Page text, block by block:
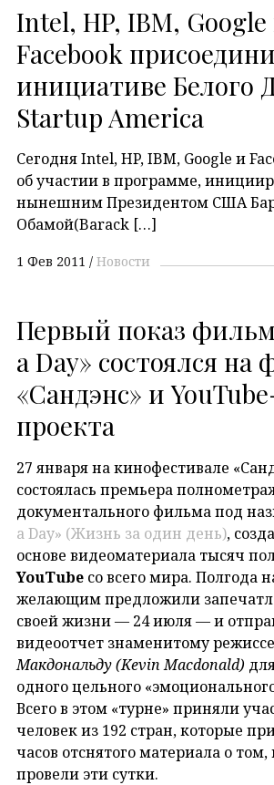
Intel, HP, IBM, Google
Facebook
инициативе Белого
Startup America
Сегодня Intel, HP, IBM, Google и
об участии в программе,
нынешним Президентом США
Обамой(Barack […]
1 Фев 2011 Новости
Первый показ
a Day» состоялся на
«Сандэнс» и
проекта
27 января на кинофестивале
состоялась премьера
документального фильма под
a Day» (Жизнь за один день),
основе видеоматериала тысяч
YouTube со всего мира. Полгода
желающим предложили
своей жизни — 24 июля — и
видеоотчет знаменитому
Макдональду (Kevin Macdonald)
одного цельного
Всего в этом «турне» приняли
человек из 192 стран, которые
часов отснятого материала о
провели эти сутки.